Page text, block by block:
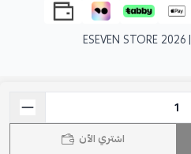
اشتري الآن
ESEVEN STORE